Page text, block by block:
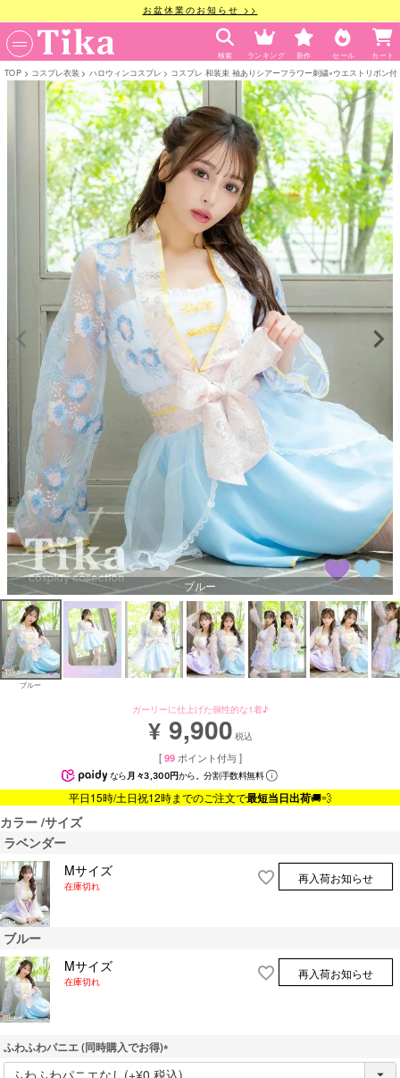
お盆休業のお知らせ >>
検索 ランキング 新作 セール カート
TOP コスプレ衣装 ハロウィンコスプレ コスプレ 和装束 袖ありシアーフラワー刺繍×ウエストリボン
ブルー
ブルー
ガーリーに仕上げた個性的な1着♪
¥ 9,900 税込
[ 99 ポイント付与 ]
なら月々3,300円から。分割手数料無料
平日15時/土日祝12時までのご注文で最短当日出荷🚚💨
カラー サイズ
ラベンダー
Mサイズ
在庫切れ
再入荷お知らせ
ブルー
Mサイズ
在庫切れ
再入荷お知らせ
ふわふわパニエ (同時購入でお得)
(